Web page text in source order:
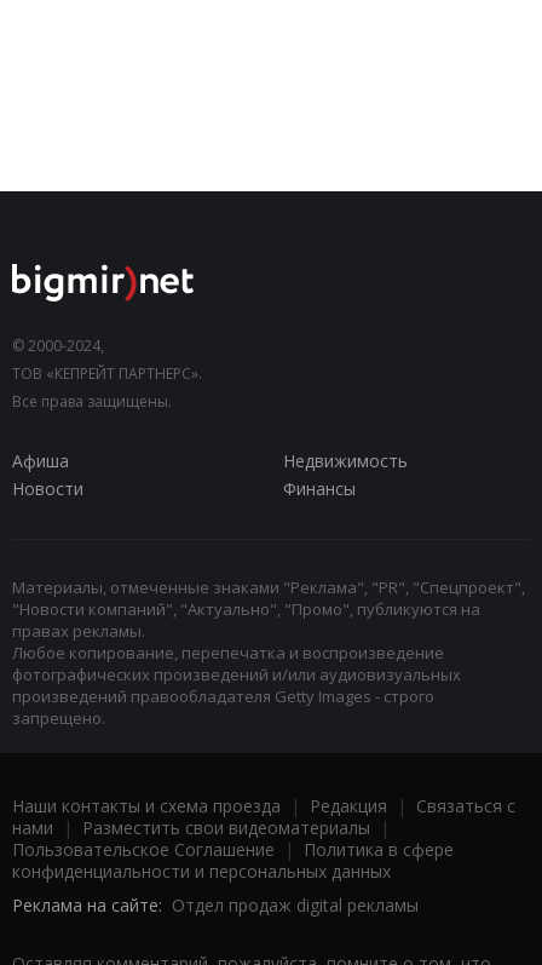
© 2000-2024,
ТОВ «КЕПРЕЙТ ПАРТНЕРС».
Все права защищены.
Афиша
Недвижимость
Новости
Финансы
Материалы, отмеченные знаками "Реклама", "PR", "Спецпроект",
"Новости компаний", "Актуально", "Промо", публикуются на
правах рекламы.
Любое копирование, перепечатка и воспроизведение
фотографических произведений и/или аудиовизуальных
произведений правообладателя Getty Images - строго
запрещено.
Наши контакты и схема проезда | Редакция | Связаться с
нами | Разместить свои видеоматериалы |
Пользовательское Соглашение |
Политика в сфере
конфиденциальности и персональных данных
Реклама на сайте: Отдел продаж digital рекламы